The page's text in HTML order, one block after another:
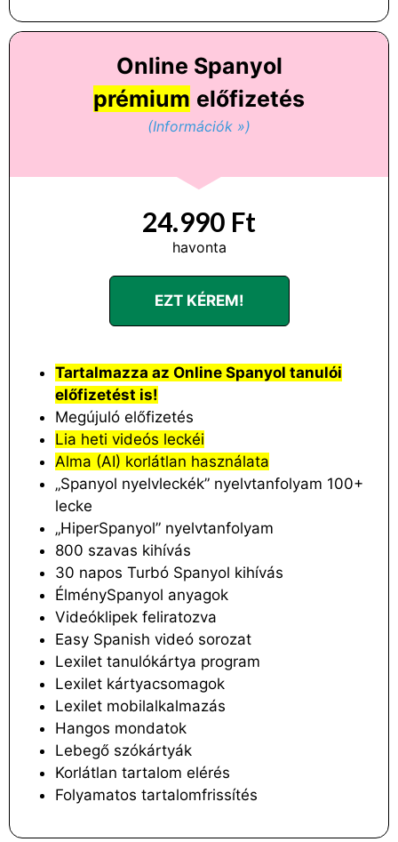
Online Spanyol
prémium előfizetés
(Információk »)
24.990 Ft
havonta
EZT KÉREM!
Tartalmazza az Online Spanyol tanulói
előfizetést is!
Megújuló előfizetés
Lia heti videós leckéi
Alma (AI) korlátlan használata
„Spanyol nyelvleckék” nyelvtanfolyam 100+
lecke
„HiperSpanyol” nyelvtanfolyam
800 szavas kihívás
30 napos Turbó Spanyol kihívás
ÉlménySpanyol anyagok
Videóklipek feliratozva
Easy Spanish videó sorozat
Lexilet tanulókártya program
Lexilet kártyacsomagok
Lexilet mobilalkalmazás
Hangos mondatok
Lebegő szókártyák
Korlátlan tartalom elérés
Folyamatos tartalomfrissítés